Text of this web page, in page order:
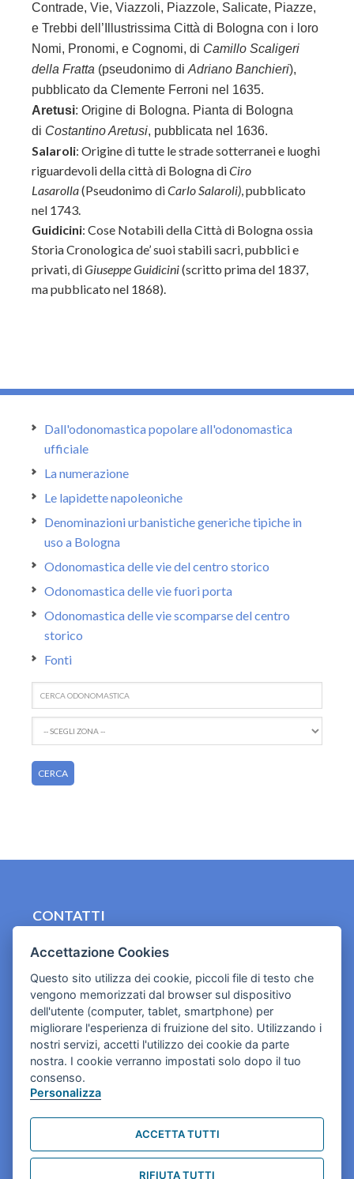
Contrade, Vie, Viazzoli, Piazzole, Salicate, Piazze,
e Trebbi dell’Illustrissima Città di Bologna con i loro
Nomi, Pronomi, e Cognomi, di Camillo Scaligeri
della Fratta (pseudonimo di Adriano Banchieri),
pubblicato da Clemente Ferroni nel 1635.
Aretusi: Origine di Bologna. Pianta di Bologna
di Costantino Aretusi, pubblicata nel 1636.
Salaroli: Origine di tutte le strade sotterranei e luoghi
riguardevoli della città di Bologna diCiro
Lasarolla(Pseudonimo diCarlo Salaroli), pubblicato
nel 1743.
Guidicini: Cose Notabili della Città di Bologna ossia
Storia Cronologica de’ suoi stabili sacri, pubblici e
privati, diGiuseppe Guidicini(scritto prima del 1837,
ma pubblicato nel 1868).
Dall'odonomastica popolare all'odonomastica
ufficiale
La numerazione
Le lapidette napoleoniche
Denominazioni urbanistiche generiche tipiche in
uso a Bologna
Odonomastica delle vie del centro storico
Odonomastica delle vie fuori porta
Odonomastica delle vie scomparse del centro
storico
Fonti
CONTATTI
Cookies e informativa privacy
Accettazione Cookies
Questo sito utilizza dei cookie, piccoli file di testo che
vengono memorizzati dal browser sul dispositivo
dell'utente (computer, tablet, smartphone) per
migliorare l'esperienza di fruizione del sito. Utilizzando i
nostri servizi, accetti l'utilizzo dei cookie da parte
nostra. I cookie verranno impostati solo dopo il tuo
consenso.
Personalizza
ACCETTA TUTTI
RIFIUTA TUTTI